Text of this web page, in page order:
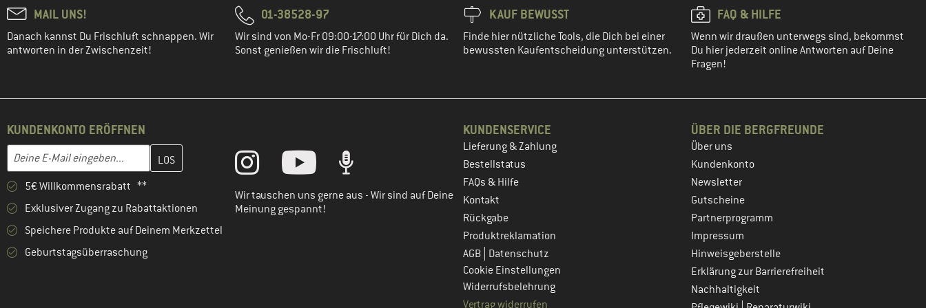
Icebreaker
Isbjörn (2)
Leki (28)
LEVEL(11)
Mammut(3)
Mavic(4)
maximo (1)
Mikk-Line (4)
Mini A Ture(2)
MAIL UNS!
Danach kannst Du Frischluft schnappen. Wir
antworten in der Zwischenzeit!
01-38528-97
Wir sind von Mo-Fr 09:00-17:00 Uhr für Dich da.
Sonst genießen wir die Frischluft!
KAUF BEWUSST
Finde hier nützliche Tools, die Dich bei einer
bewussten Kaufentscheidung unterstützen.
FAQ & HILFE
Wenn wir draußen unterwegs sind, bekommst
Du hier jederzeit online Antworten auf Deine
Fragen!
KUNDENKONTO ERÖFFNEN
E-Mail-Adresse
Gib hier deine E-Mail-Adresse ein und erstelle im nächsten Schritt dein Kundenkonto
5€ Willkommensrabatt **
Exklusiver Zugang zu Rabattaktionen
Speichere Produkte auf Deinem Merkzettel
Geburtstagsüberraschung
Wir tauschen uns gerne aus - Wir sind auf Deine
Meinung gespannt!
KUNDENSERVICE
Lieferung & Zahlung
Bestellstatus
FAQs & Hilfe
Kontakt
Rückgabe
Produktreklamation
AGB Datenschutz
Cookie Einstellungen
Widerrufsbelehrung
Vertrag widerrufen
ÜBER DIE BERGFREUNDE
Über uns
Kundenkonto
Newsletter
Gutscheine
Partnerprogramm
Impressum
Hinweisgeberstelle
Erklärung zur Barrierefreiheit
Nachhaltigkeit